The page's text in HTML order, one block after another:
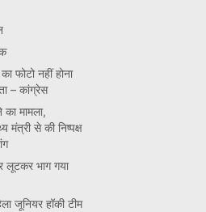
फोटो नहीं होना
– कांग्रेस
मामला,
मंत्री से की निष्पक्ष
लूटकर भाग गया
जूनियर हॉकी टीम